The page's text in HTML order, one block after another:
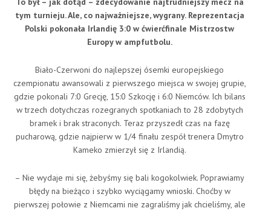
tym turnieju. Ale, co najważniejsze, wygrany. Reprezentacja
Polski pokonała Irlandię 3:0 w ćwierćfinale Mistrzostw
Europy w ampfutbolu.
Biało-Czerwoni do najlepszej ósemki europejskiego
czempionatu awansowali z pierwszego miejsca w swojej grupie,
gdzie pokonali 7:0 Grecję, 15:0 Szkocję i 6:0 Niemców. Ich bilans
w trzech dotychczas rozegranych spotkaniach to 28 zdobytych
bramek i brak straconych. Teraz przyszedł czas na fazę
pucharową, gdzie najpierw w 1/4 finału zespół trenera Dmytro
Kameko zmierzył się z Irlandią.
– Nie wydaje mi się, żebyśmy się bali kogokolwiek. Poprawiamy
błędy na bieżąco i szybko wyciągamy wnioski. Choćby w
pierwszej połowie z Niemcami nie zagraliśmy jak chcieliśmy, ale